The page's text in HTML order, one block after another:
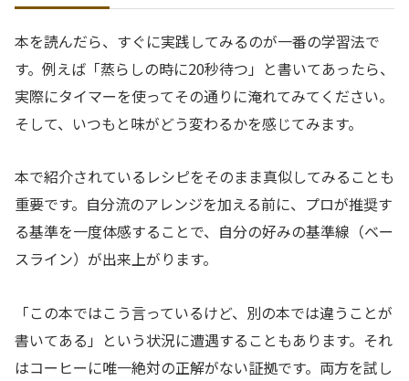
本を読んだら、すぐに実践してみるのが一番の学習法で
す。例えば「蒸らしの時に20秒待つ」と書いてあったら、
実際にタイマーを使ってその通りに淹れてみてください。
そして、いつもと味がどう変わるかを感じてみます。
本で紹介されているレシピをそのまま真似してみることも
重要です。自分流のアレンジを加える前に、プロが推奨す
る基準を一度体感することで、自分の好みの基準線（ベー
スライン）が出来上がります。
「この本ではこう言っているけど、別の本では違うことが
書いてある」という状況に遭遇することもあります。それ
はコーヒーに唯一絶対の正解がない証拠です。両方を試し